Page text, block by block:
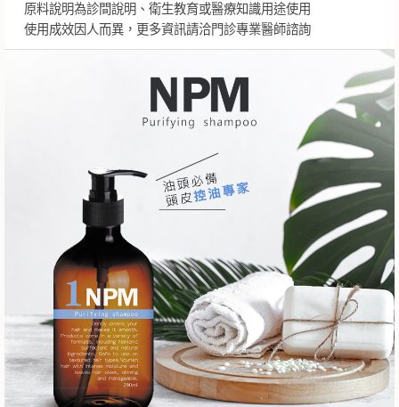
原料說明為診間說明、衛生教育或醫療知識用途使用
使用成效因人而異，更多資訊請洽門診專業醫師諮詢